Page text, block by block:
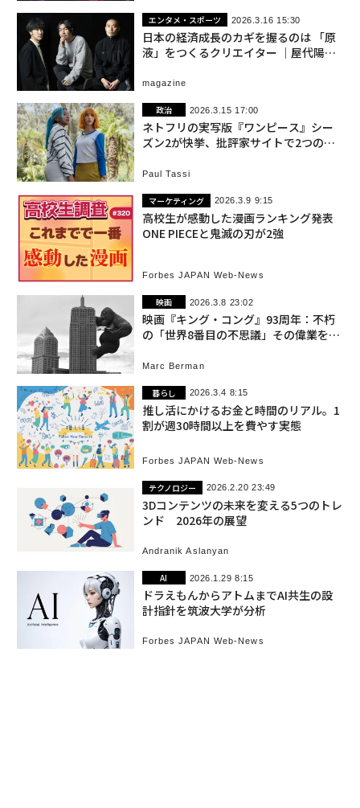
エンタメ・スポーツ 2026.3.16 15:30
日本の経済成長のカギを握るのは 「原
液」をつくるクリエイター │屋代陽平
magazine
政治 2026.3.15 17:00
ネトフリの実写版『ワンピース』シー
ズン2が快挙、批評家サイトで2つの新
Paul Tassi
マーケティング 2026.3.9 9:15
高校生が感動した漫画ランキング発表
ONE PIECEと鬼滅の刃が2強
Forbes JAPAN Web-News
映画 2026.3.8 23:02
映画『キング・コング』93周年：不朽
の「世界8番目の不思議」その偉業を振
Marc Berman
暮らし 2026.3.4 8:15
推し活にかけるお金と時間のリアル。1
割が週30時間以上を費やす実態
Forbes JAPAN Web-News
テクノロジー 2026.2.20 23:49
3Dコンテンツの未来を変える5つのトレ
ンド 2026年の展望
Andranik Aslanyan
AI 2026.1.29 8:15
ドラえもんからアトムまでAI共生の設
計指針を筑波大学が分析
Forbes JAPAN Web-News